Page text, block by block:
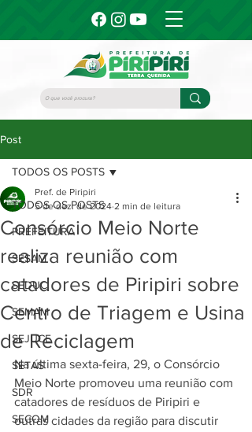
Post
TODOS OS POSTS
PREFEITURA
SESAM
SEDUC
SEMAM
SEJUCE
SETAS
SDR
SECOM
TODOS OS POSTS
Consórcio Meio Norte
realiza reunião com
catadores de Piripiri sobre
Centro de Triagem e Usina
de Reciclagem
Pref. de Piripiri
5 de dez. de 2024 2 min de leitura
Na última sexta-feira, 29, o Consórcio
Meio Norte promoveu uma reunião com
catadores de resíduos de Piripiri e
outras cidades da região para discutir